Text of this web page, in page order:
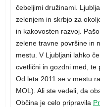
čebeljimi družinami.
zelenjem in skrbjo za
in kakovosten razvoj.
zelene travne površine in
mestu. V Ljubljani lahko
cvetlični in gozdni med, te
Od leta 2011 se v mestu
MOL). Ali ste vedeli, da
Občina je celo pripravila